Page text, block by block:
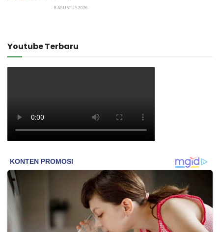
8 AGUSTUS 2026
Youtube Terbaru